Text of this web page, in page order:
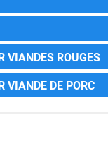
VIANDES ROUGES
VIANDE DE PORC